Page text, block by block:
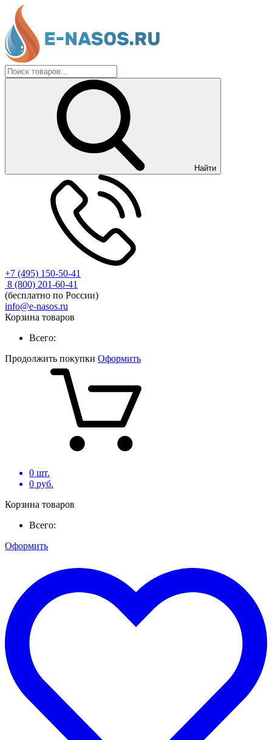
Найти
+7 (495) 150-50-41
8 (800) 201-60-41
(бесплатно по России)
info@e-nasos.ru
Корзина товаров
Всего:
Продолжить покупки Оформить
0 шт.
0 руб.
Корзина товаров
Всего:
Оформить